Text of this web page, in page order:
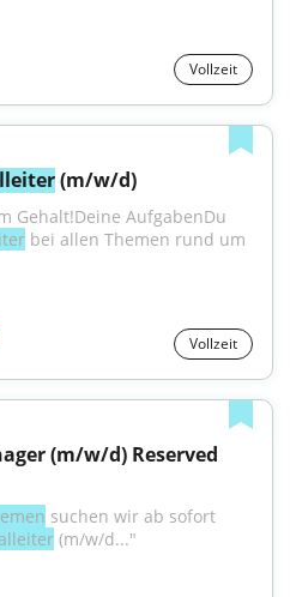
Vollzeit
(m/w/d)
Gehalt!Deine AufgabenDu
bei allen Themen rund um
Vollzeit
(m/w/d) Reserved
suchen wir ab sofort
(m/w/d..."